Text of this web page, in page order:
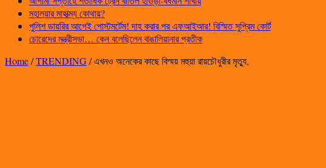
মহালয়ার মাহাত্ম্য কোথায়?
পুলিশ ডায়রির আগেই পোস্টমর্টেম! দাহ করার পর এফআইআর! বিস্মিত সুপ্রিম কোর্ট
চোরেদের মন্ত্রীসভা… কেন বলেছিলেন বাঙালিয়ানার প্রতীক
Home/TRENDING/এখনও অনেকের কাছে বিস্ময় মহুয়া রায়চৌধুরীর মৃত্যু,